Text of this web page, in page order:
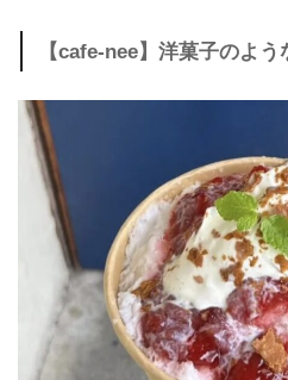
【cafe-nee】洋菓子のよ